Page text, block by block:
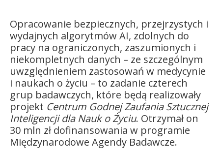
Opracowanie bezpiecznych, przejrzystych i
wydajnych algorytmów AI, zdolnych do
pracy na ograniczonych, zaszumionych i
niekompletnych danych – ze szczególnym
uwzględnieniem zastosowań w medycynie
i naukach o życiu – to zadanie czterech
grup badawczych, które będą realizowały
projekt Centrum Godnej Zaufania Sztucznej
Inteligencji dla Nauk o Życiu. Otrzymał on
30 mln zł dofinansowania w programie
Międzynarodowe Agendy Badawcze.